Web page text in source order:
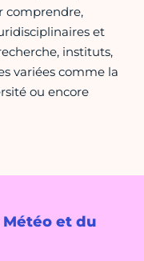
et du
comprendre,
et
instituts,
variées comme la
ou encore